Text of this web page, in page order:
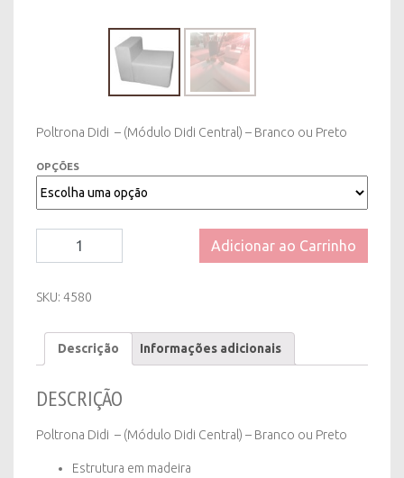
Poltrona Didi – (Módulo Didi Central) – Branco ou Preto
OPÇÕES
(Módulo
Central)
Branco
Preto
quantity
Adicionar ao Carrinho
SKU: 4580
Descrição Informações adicionais
DESCRIÇÃO
Poltrona Didi – (Módulo Didi Central) – Branco ou Preto
Estrutura em madeira